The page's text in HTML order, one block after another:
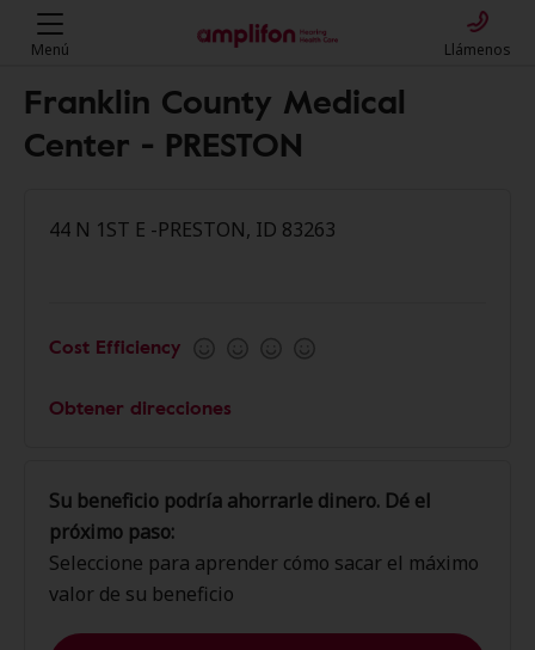
Menú Llámenos
Franklin County Medical
Center - PRESTON
44 N 1ST E -PRESTON, ID 83263
Cost Efficiency
Obtener direcciones
Su beneficio podría ahorrarle dinero. Dé el
próximo paso:
Seleccione para aprender cómo sacar el máximo
valor de su beneficio